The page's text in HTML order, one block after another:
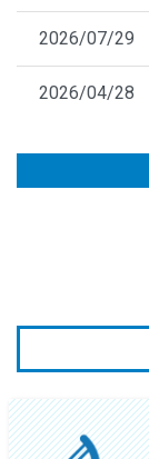
2026/07/29
2026/04/28